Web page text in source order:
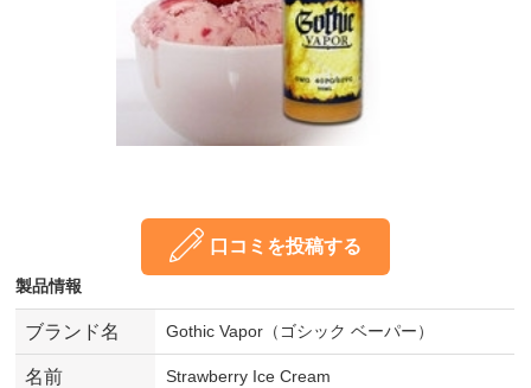
口コミを投稿する
製品情報
ブランド名 Gothic Vapor（ゴシック ベーパー）
名前 Strawberry Ice Cream